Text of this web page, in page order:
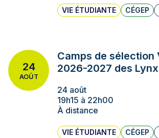
VIE ÉTUDIANTE CÉGEP
24
AOÛT
Camps de sélection
2026-2027 des
24 août
19h15 à 22h00
À distance
VIE ÉTUDIANTE CÉGEP